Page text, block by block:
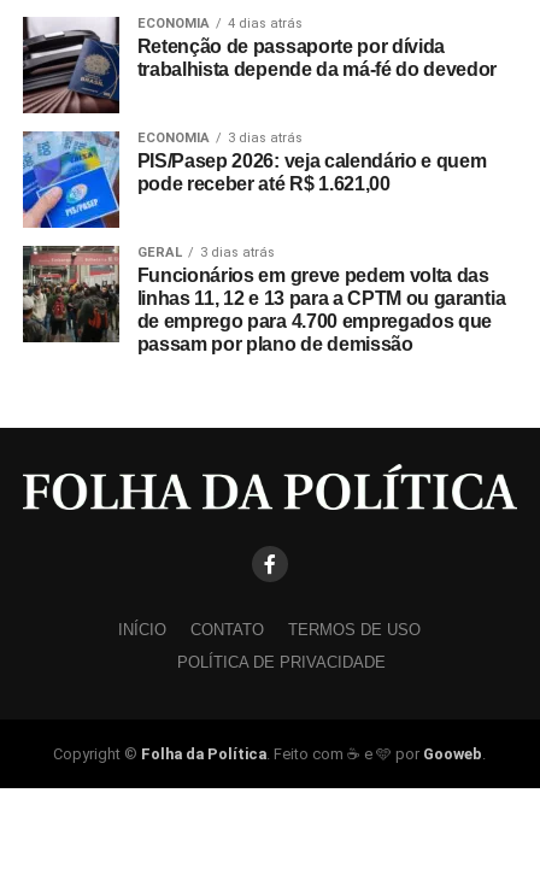
ECONOMIA 4 dias atrás
Retenção de passaporte por dívida
trabalhista depende da má-fé do devedor
ECONOMIA 3 dias atrás
PIS/Pasep 2026: veja calendário e quem
pode receber até R$ 1.621,00
GERAL 3 dias atrás
Funcionários em greve pedem volta das
linhas 11, 12 e 13 para a CPTM ou garantia
de emprego para 4.700 empregados que
passam por plano de demissão
INÍCIO CONTATO
TERMOS DE USO
POLÍTICA DE PRIVACIDADE
Copyright © Folha da Política . Feito com ☕ e 🩵 por Gooweb